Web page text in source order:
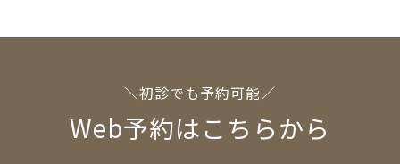
＼初診でも予約可能／
Web予約はこちらから